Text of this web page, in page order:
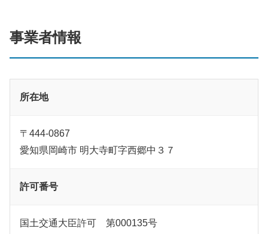
事業者情報
所在地
〒444-0867
愛知県岡崎市 明大寺町字西郷中３７
許可番号
国土交通大臣許可 第000135号